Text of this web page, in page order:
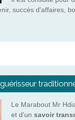
succès d'affaires,
Le Marabout Mr
et d'un savoir